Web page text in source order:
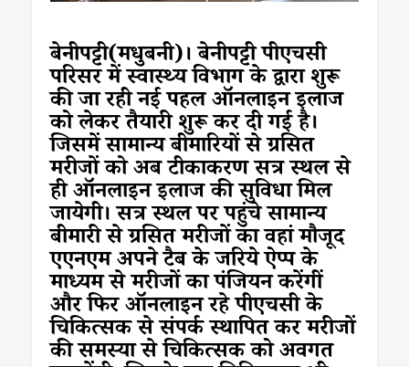
बेनीपट्टी(मधुबनी)। बेनीपट्टी पीएचसी
परिसर में स्वास्थ्य विभाग के द्वारा शुरू
की जा रही नई पहल ऑनलाइन इलाज
को लेकर तैयारी शुरू कर दी गई है।
जिसमें सामान्य बीमारियों से ग्रसित
मरीजों को अब टीकाकरण सत्र स्थल से
ही ऑनलाइन इलाज की सुविधा मिल
जायेगी। सत्र स्थल पर पहुंचे सामान्य
बीमारी से ग्रसित मरीजों का वहां मौजूद
एएनएम अपने टैब के जरिये ऐप्प के
माध्यम से मरीजों का पंजियन करेंगीं
और फिर ऑनलाइन रहे पीएचसी के
चिकित्सक से संपर्क स्थापित कर मरीजों
की समस्या से चिकित्सक को अवगत